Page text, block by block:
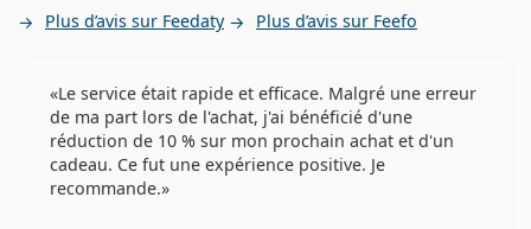
Plus d’avis sur Feedaty Plus d’avis sur Feefo
Le service était rapide et efficace. Malgré une erreur
de ma part lors de l'achat, j'ai bénéficié d'une
réduction de 10 % sur mon prochain achat et d'un
cadeau. Ce fut une expérience positive. Je
recommande.